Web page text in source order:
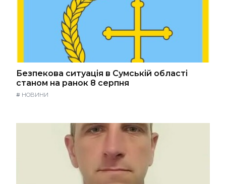
Безпекова ситуація в Сумській області
станом на ранок 8 серпня
# НОВИНИ